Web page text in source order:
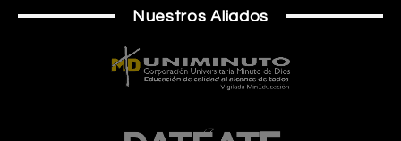
Nuestros Aliados